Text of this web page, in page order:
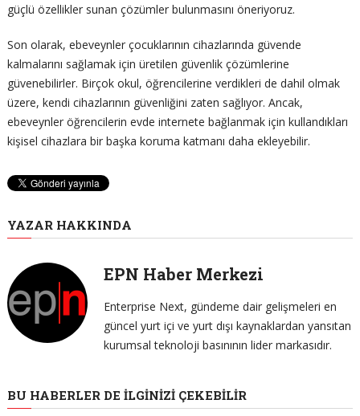
güçlü özellikler sunan çözümler bulunmasını öneriyoruz.
Son olarak, ebeveynler çocuklarının cihazlarında güvende
kalmalarını sağlamak için üretilen güvenlik çözümlerine
güvenebilirler. Birçok okul, öğrencilerine verdikleri de dahil olmak
üzere, kendi cihazlarının güvenliğini zaten sağlıyor. Ancak,
ebeveynler öğrencilerin evde internete bağlanmak için kullandıkları
kişisel cihazlara bir başka koruma katmanı daha ekleyebilir.
YAZAR HAKKINDA
EPN Haber Merkezi
Enterprise Next, gündeme dair gelişmeleri en
güncel yurt içi ve yurt dışı kaynaklardan yansıtan
kurumsal teknoloji basınının lider markasıdır.
BU HABERLER DE İLGINIZI ÇEKEBILIR